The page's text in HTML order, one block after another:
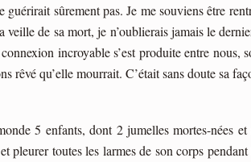
sûrement pas. Je me souviens être
de sa mort, je n’oublierais jamais le
incroyable s’est produite entre nous,
rêvé qu’elle mourrait. C’était sans doute sa
5 enfants, dont 2 jumelles mortes-nées
toutes les larmes de son corps